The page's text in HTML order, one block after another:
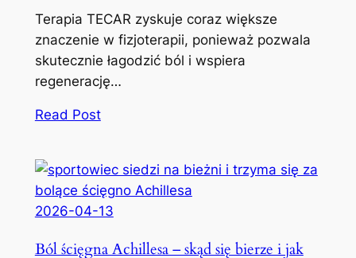
Terapia TECAR zyskuje coraz większe
znaczenie w fizjoterapii, ponieważ pozwala
skutecznie łagodzić ból i wspiera
regenerację…
Read Post
2026-04-13
Ból ścięgna Achillesa – skąd się bierze i jak